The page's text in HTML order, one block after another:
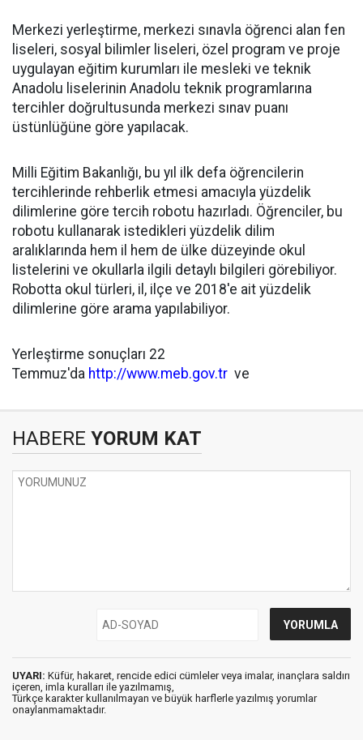
Merkezi yerleştirme, merkezi sınavla öğrenci alan fen
liseleri, sosyal bilimler liseleri, özel program ve proje
uygulayan eğitim kurumları ile mesleki ve teknik
Anadolu liselerinin Anadolu teknik programlarına
tercihler doğrultusunda merkezi sınav puanı
üstünlüğüne göre yapılacak.
Milli Eğitim Bakanlığı, bu yıl ilk defa öğrencilerin
tercihlerinde rehberlik etmesi amacıyla yüzdelik
dilimlerine göre tercih robotu hazırladı. Öğrenciler, bu
robotu kullanarak istedikleri yüzdelik dilim
aralıklarında hem il hem de ülke düzeyinde okul
listelerini ve okullarla ilgili detaylı bilgileri görebiliyor.
Robotta okul türleri, il, ilçe ve 2018'e ait yüzdelik
dilimlerine göre arama yapılabiliyor.
Yerleştirme sonuçları 22
Temmuz'da http://www.meb.gov.tr ve
HABERE YORUM KAT
UYARI: Küfür, hakaret, rencide edici cümleler veya imalar, inançlara saldırı
içeren, imla kuralları ile yazılmamış,
Türkçe karakter kullanılmayan ve büyük harflerle yazılmış yorumlar
onaylanmamaktadır.